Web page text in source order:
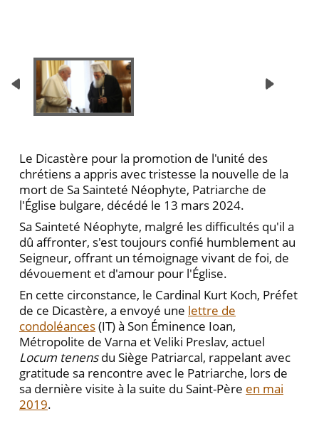
Le Dicastère pour la promotion de l'unité des
chrétiens a appris avec tristesse la nouvelle de la
mort de Sa Sainteté Néophyte, Patriarche de
l'Église bulgare, décédé le 13 mars 2024.
Sa Sainteté Néophyte, malgré les difficultés qu'il a
dû affronter, s'est toujours confié humblement au
Seigneur, offrant un témoignage vivant de foi, de
dévouement et d'amour pour l'Église.
En cette circonstance, le Cardinal Kurt Koch, Préfet
de ce Dicastère, a envoyé une lettre de
condoléances(IT) à Son Éminence Ioan,
Métropolite de Varna et Veliki Preslav, actuel
Locum tenensdu Siège Patriarcal, rappelant avec
gratitude sa rencontre avec le Patriarche, lors de
sa dernière visite à la suite du Saint-Père en mai
2019.